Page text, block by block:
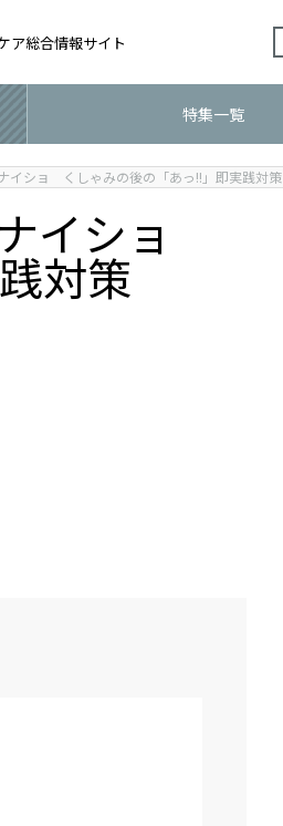
ア総合情報サイト
特集一覧
イショ くしゃみの後の「あっ!!」即実践対策
イショ
対策